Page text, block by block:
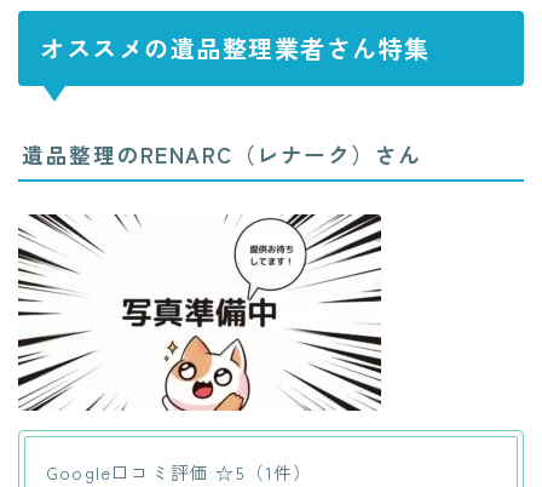
オススメの遺品整理業者さん特集
遺品整理のRENARC（レナーク）さん
Google口コミ評価 ☆5（1件）